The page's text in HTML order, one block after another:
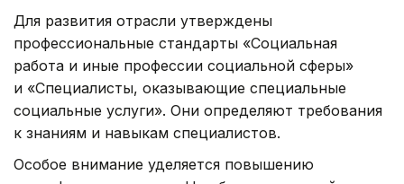
Для развития отрасли утверждены
профессиональные стандарты «Социальная
работа и иные профессии социальной сферы»
и «Специалисты, оказывающие специальные
социальные услуги». Они определяют требования
к знаниям и навыкам специалистов.
Особое внимание уделяется повышению